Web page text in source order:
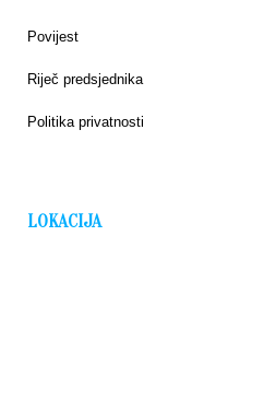
Povijest
Riječ predsjednika
Politika privatnosti
LOKACIJA